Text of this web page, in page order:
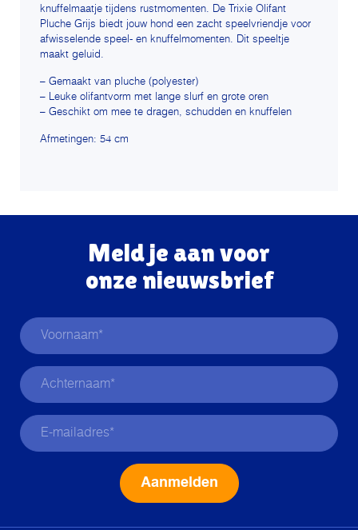
knuffelmaatje tijdens rustmomenten. De Trixie Olifant
Pluche Grijs biedt jouw hond een zacht speelvriendje voor
afwisselende speel- en knuffelmomenten. Dit speeltje
maakt geluid.
– Gemaakt van pluche (polyester)
– Leuke olifantvorm met lange slurf en grote oren
– Geschikt om mee te dragen, schudden en knuffelen
Afmetingen: 54 cm
Meld je aan voor
onze nieuwsbrief